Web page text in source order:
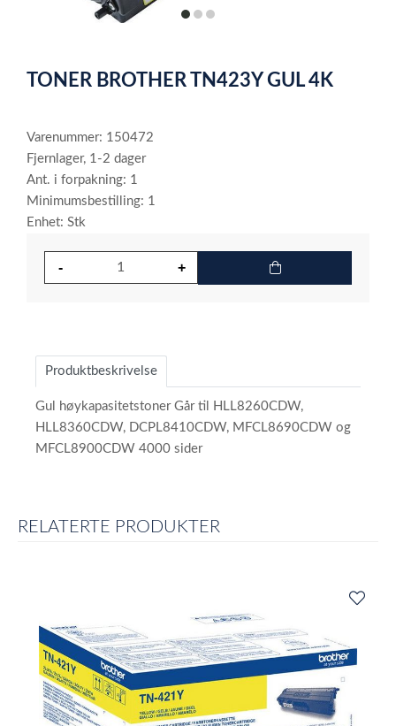
itemitemitem
of
TONER BROTHER TN423Y GUL 4K
Varenummer: 150472
Fjernlager, 1-2 dager
Ant. i forpakning: 1
Minimumsbestilling: 1
Enhet: Stk
Produktbeskrivelse
Gul høykapasitetstoner Går til HLL8260CDW,
HLL8360CDW, DCPL8410CDW, MFCL8690CDW og
MFCL8900CDW 4000 sider
RELATERTE PRODUKTER